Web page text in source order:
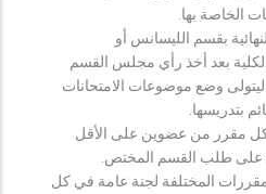
الخاصة بها.
بقسم الليسانس أو
بعد أخذ رأي مجلس القسم
وضع موضوعات الامتحانات
بتدريسها.
مقرر من عضوين على الأقل
على طلب القسم المختص.
المختلفة لجنة عامة في كل